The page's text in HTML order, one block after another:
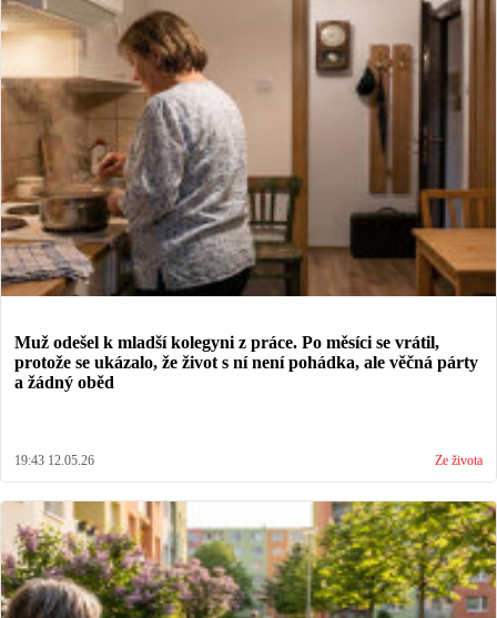
Muž odešel k mladší kolegyni z práce. Po měsíci se vrátil,
protože se ukázalo, že život s ní není pohádka, ale věčná párty
a žádný oběd
19:43 12.05.26 Ze života